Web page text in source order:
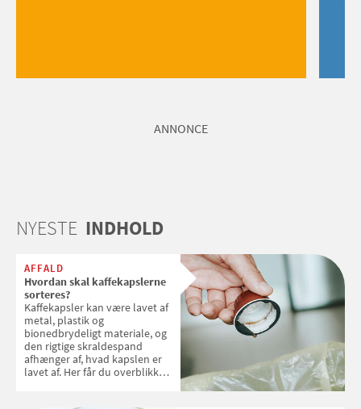
ANNONCE
NYESTE INDHOLD
AFFALD
Hvordan skal kaffekapslerne
sorteres?
Kaffekapsler kan være lavet af
metal, plastik og
bionedbrydeligt materiale, og
den rigtige skraldespand
afhænger af, hvad kapslen er
lavet af. Her får du overblikket